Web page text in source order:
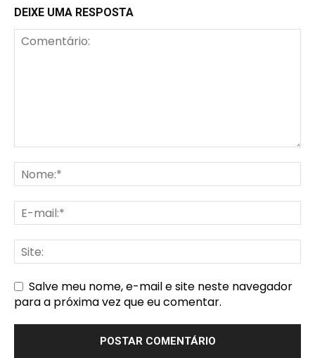
DEIXE UMA RESPOSTA
Salve meu nome, e-mail e site neste navegador
para a próxima vez que eu comentar.